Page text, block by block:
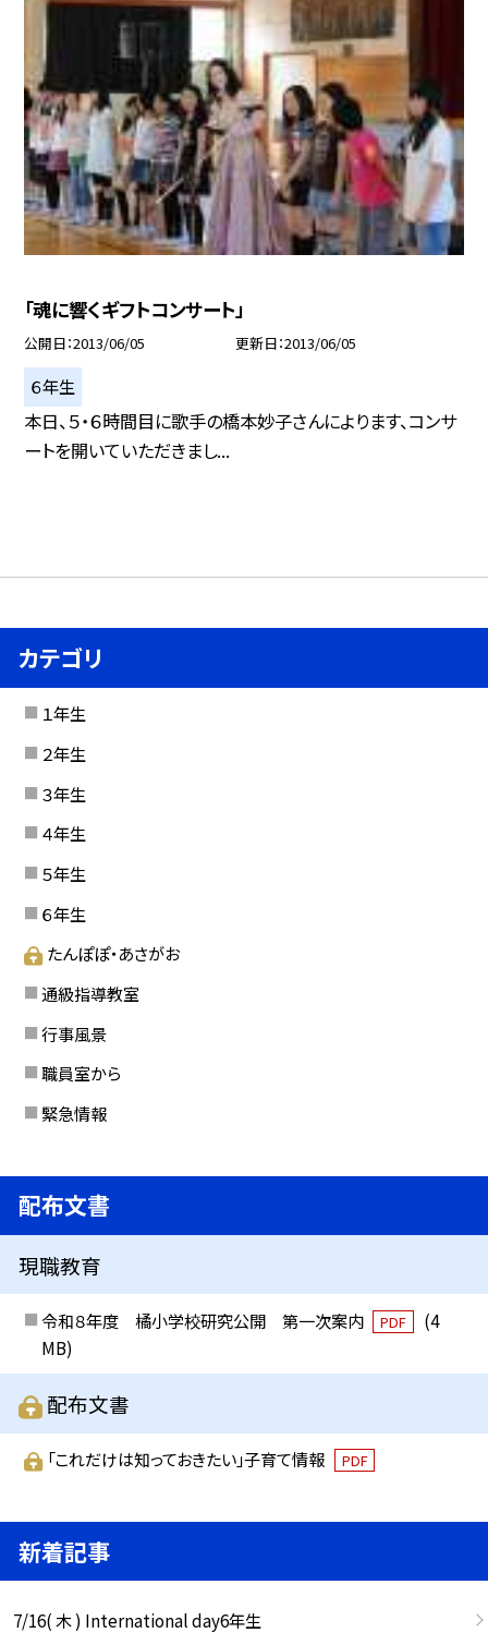
「魂に響くギフトコンサート」
公開日 2013/06/05 更新日 2013/06/05
６年生
本日、５・６時間目に歌手の橋本妙子さんによります、コンサ
ートを開いていただきまし...
カテゴリ
１年生
２年生
３年生
４年生
５年生
６年生
たんぽぽ・あさがお
通級指導教室
行事風景
職員室から
緊急情報
配布文書
現職教育
令和８年度 橘小学校研究公開 第一次案内 PDF
(4
MB)
配布文書
「これだけは知っておきたい」子育て情報 PDF
新着記事
7/16( 木 ) International day6年生